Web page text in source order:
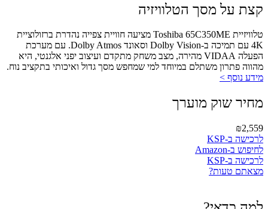
קצת על מסך הטלוויזיה
טלוויזיית Toshiba 65C350ME מציעה חוויית צפייה נהדרת ברזולוציית
4K עם תמיכה ב-Dolby Vision וסאונד Dolby Atmos. עם מערכת
הפעלה VIDAA מהירה, מצב משחק מתקדם ועיצוב יפני אלגנטי, היא
מהווה פתרון משתלם במיוחד למי שמחפש מסך גדול ואיכותי בתקציב נוח.
מידע נוסף >
מחיר שוק מוערך
₪2,559
לרכישה ב-KSP
לחיפוש ב-Amazon
לרכישה ב-KSP
מצאתם טעות?